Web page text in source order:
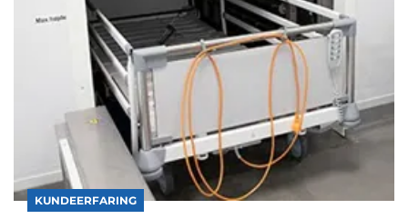
KUNDEERFARING